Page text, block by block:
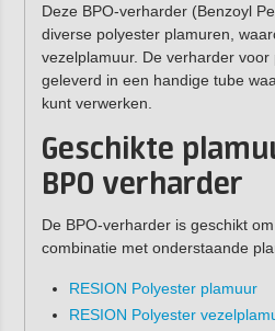
Deze BPO-verharder (Benzoyl
diverse polyester plamuren,
vezelplamuur. De verharder
geleverd in een handige tube
kunt verwerken.
Geschikte
BPO verharder
De BPO-verharder is geschikt
combinatie met onderstaande
RESION Polyester plamuur
RESION Polyester